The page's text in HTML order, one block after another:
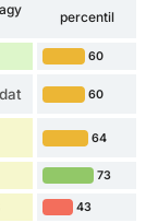
percentil
60
60
64
73
43